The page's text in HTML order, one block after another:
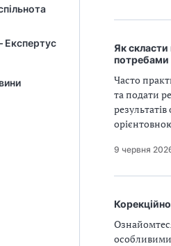
Як скласти
потребами
Часто
та подати
9 червня